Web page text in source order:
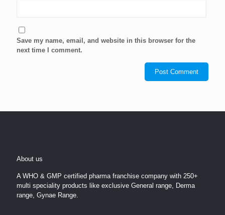
Save my name, email, and website in this browser for the
next time I comment.
About us
A WHO & GMP certified pharma franchise company with 250+
multi speciality products like exclusive General range, Derma
range, Gynae Range.